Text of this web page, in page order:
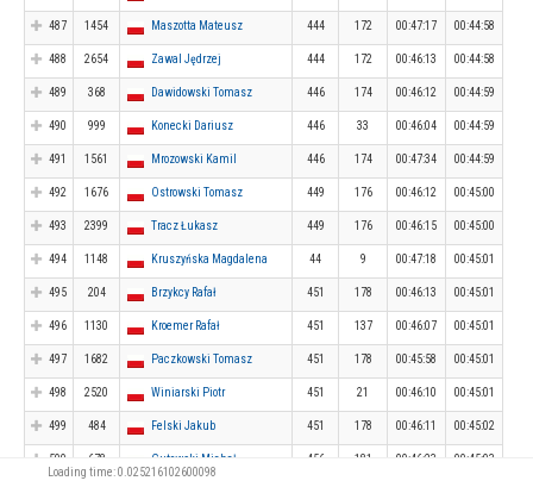
487 1454 Maszotta Mateusz 444 172 00:47:17 00:44:58
488 2654 Zawal Jędrzej 444 172 00:46:13 00:44:58
489 368 Dawidowski Tomasz 446 174 00:46:12 00:44:59
490 999 Konecki Dariusz 446 33 00:46:04 00:44:59
491 1561 Mrozowski Kamil 446 174 00:47:34 00:44:59
492 1676 Ostrowski Tomasz 449 176 00:46:12 00:45:00
493 2399 Tracz Łukasz 449 176 00:46:15 00:45:00
494 1148 Kruszyńska Magdalena 44 9 00:47:18 00:45:01
495 204 Brzykcy Rafał 451 178 00:46:13 00:45:01
496 1130 Kroemer Rafał 451 137 00:46:07 00:45:01
497 1682 Paczkowski Tomasz 451 178 00:45:58 00:45:01
498 2520 Winiarski Piotr 451 21 00:46:10 00:45:01
499 484 Felski Jakub 451 178 00:46:11 00:45:02
500 678 Gutowski Michał 456 181 00:46:23
00:45:03
Loading time: 0.025216102600098